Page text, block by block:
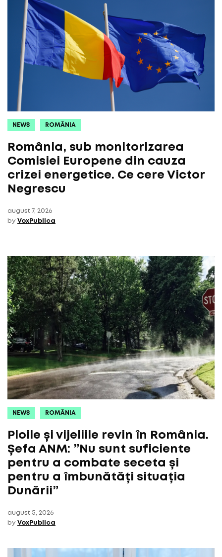
NEWS ROMÂNIA
România, sub monitorizarea
Comisiei Europene din cauza
crizei energetice. Ce cere Victor
Negrescu
august 7, 2026
by VoxPublica
NEWS ROMÂNIA
Ploile și vijeliile revin în România.
Șefa ANM: ”Nu sunt suficiente
pentru a combate seceta și
pentru a îmbunătăți situația
Dunării”
august 5, 2026
by VoxPublica